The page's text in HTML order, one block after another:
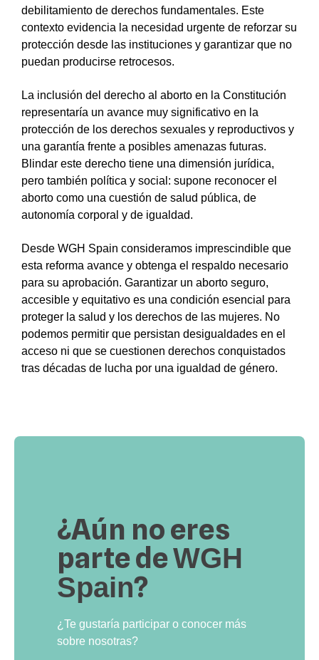
debilitamiento de derechos fundamentales. Este
contexto evidencia la necesidad urgente de reforzar su
protección desde las instituciones y garantizar que no
puedan producirse retrocesos.
La inclusión del derecho al aborto en la Constitución
representaría un avance muy significativo en la
protección de los derechos sexuales y reproductivos y
una garantía frente a posibles amenazas futuras.
Blindar este derecho tiene una dimensión jurídica,
pero también política y social: supone reconocer el
aborto como una cuestión de salud pública, de
autonomía corporal y de igualdad.
Desde WGH Spain consideramos imprescindible que
esta reforma avance y obtenga el respaldo necesario
para su aprobación. Garantizar un aborto seguro,
accesible y equitativo es una condición esencial para
proteger la salud y los derechos de las mujeres. No
podemos permitir que persistan desigualdades en el
acceso ni que se cuestionen derechos conquistados
tras décadas de lucha por una igualdad de género.
¿Aún no eres
parte deWGH
Spain?
¿Te gustaría participar o conocer más
sobre nosotras?